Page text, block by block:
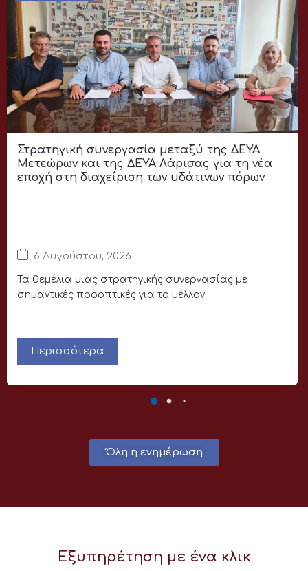
Στρατηγική συνεργασία μεταξύ της ΔΕΥΑ
Μετεώρων και της ΔΕΥΑ Λάρισας για τη νέα
εποχή στη διαχείριση των υδάτινων πόρων
6 Αυγούστου, 2026
Τα θεμέλια μιας στρατηγικής συνεργασίας με
σημαντικές προοπτικές για το μέλλον...
Περισσότερα
Όλη η ενημέρωση
Εξυπηρέτηση με ένα κλικ